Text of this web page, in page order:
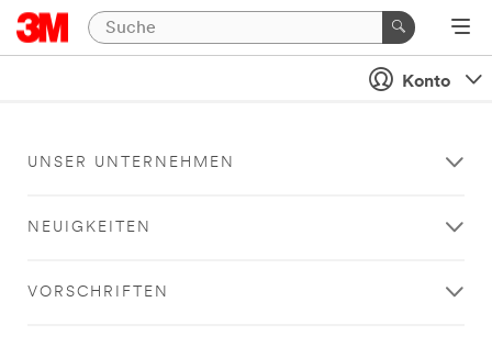
Konto
UNSER UNTERNEHMEN
NEUIGKEITEN
VORSCHRIFTEN